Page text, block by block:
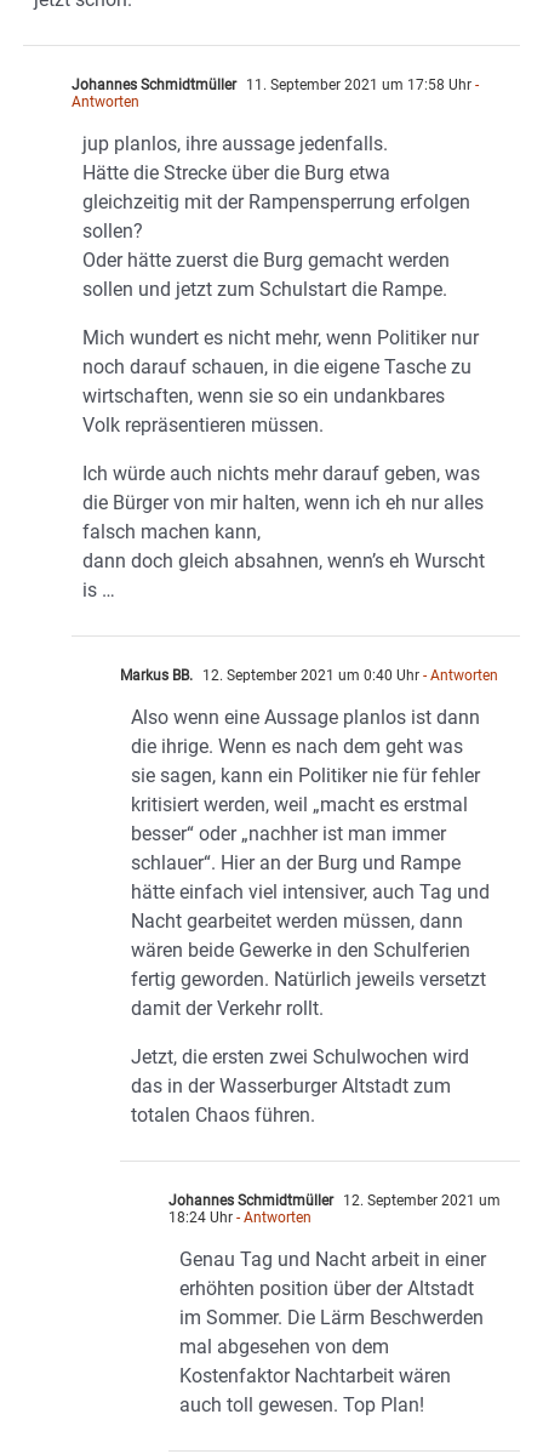
Johannes Schmidtmüller 11. September 2021 um 17:58 Uhr -
Antworten
jup planlos, ihre aussage jedenfalls.
Hätte die Strecke über die Burg etwa
gleichzeitig mit der Rampensperrung erfolgen
sollen?
Oder hätte zuerst die Burg gemacht werden
sollen und jetzt zum Schulstart die Rampe.
Mich wundert es nicht mehr, wenn Politiker nur
noch darauf schauen, in die eigene Tasche zu
wirtschaften, wenn sie so ein undankbares
Volk repräsentieren müssen.
Ich würde auch nichts mehr darauf geben, was
die Bürger von mir halten, wenn ich eh nur alles
falsch machen kann,
dann doch gleich absahnen, wenn’s eh Wurscht
is …
Markus BB. 12. September 2021 um 0:40 Uhr - Antworten
Also wenn eine Aussage planlos ist dann
die ihrige. Wenn es nach dem geht was
sie sagen, kann ein Politiker nie für fehler
kritisiert werden, weil „macht es erstmal
besser“ oder „nachher ist man immer
schlauer“. Hier an der Burg und Rampe
hätte einfach viel intensiver, auch Tag und
Nacht gearbeitet werden müssen, dann
wären beide Gewerke in den Schulferien
fertig geworden. Natürlich jeweils versetzt
damit der Verkehr rollt.
Jetzt, die ersten zwei Schulwochen wird
das in der Wasserburger Altstadt zum
totalen Chaos führen.
Johannes Schmidtmüller
12. September 2021 um
18:24 Uhr - Antworten
Genau Tag und Nacht arbeit in einer
erhöhten position über der Altstadt
im Sommer. Die Lärm Beschwerden
mal abgesehen von dem
Kostenfaktor Nachtarbeit wären
auch toll gewesen. Top Plan!